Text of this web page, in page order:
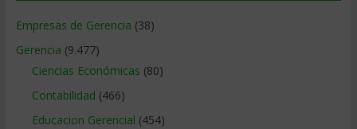
Empresas de Gerencia (38)
Gerencia (9.477)
Ciencias Económicas (80)
Contabilidad (466)
Educacion Gerencial (454)